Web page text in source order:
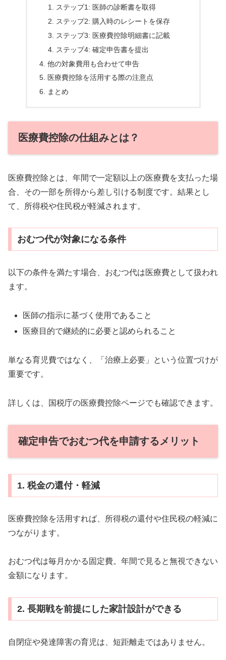
ステップ1: 医師の診断書を取得
ステップ2: 購入時のレシートを保存
ステップ3: 医療費控除明細書に記載
ステップ4: 確定申告書を提出
他の対象費用も合わせて申告
医療費控除を活用する際の注意点
まとめ
医療費控除の仕組みとは？
医療費控除とは、年間で一定額以上の医療費を支払った場
合、その一部を所得から差し引ける制度です。結果とし
て、所得税や住民税が軽減されます。
おむつ代が対象になる条件
以下の条件を満たす場合、おむつ代は医療費として扱われ
ます。
医師の指示に基づく使用であること
医療目的で継続的に必要と認められること
単なる育児費ではなく、「治療上必要」という位置づけが
重要です。
詳しくは、国税庁の医療費控除ページでも確認できます。
確定申告でおむつ代を申請するメリット
1. 税金の還付・軽減
医療費控除を活用すれば、所得税の還付や住民税の軽減に
つながります。
おむつ代は毎月かかる固定費。年間で見ると無視できない
金額になります。
2. 長期戦を前提にした家計設計ができる
自閉症や発達障害の育児は、短距離走ではありません。